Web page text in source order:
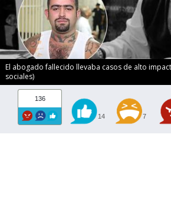
El abogado fallecido llevaba casos de alto
sociales)
136
14 7